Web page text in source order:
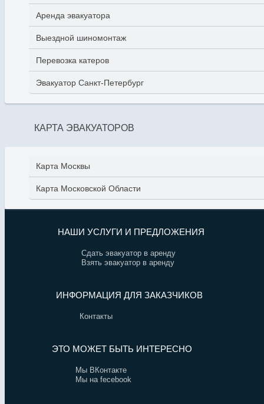
Аренда эвакуатора
Выездной шиномонтаж
Перевозка катеров
Эвакуатор Санкт-Петербург
КАРТА ЭВАКУАТОРОВ
Карта Москвы
Карта Московской Области
НАШИ УСЛУГИ И ПРЕДЛОЖЕНИЯ
Сдать эвакуатор в аренду
Взять эвакуатор в аренду
ИНФОРМАЦИЯ ДЛЯ ЗАКАЗЧИКОВ
Контакты
ЭТО МОЖЕТ БЫТЬ ИНТЕРЕСНО
Мы ВКонтакте
Мы на fecebook